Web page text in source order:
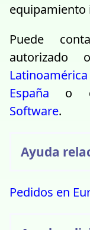
Puede
autorizado
Latinoamérica
España o
Software.
Ayuda
Pedidos en